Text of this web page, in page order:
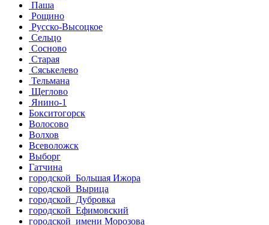
Паша
Рощино
Русско-Высоцкое
Сельцо
Сосново
Старая
Сяськелево
Тельмана
Щеглово
Янино-1
Бокситогорск
Волосово
Волхов
Всеволожск
Выборг
Гатчина
городской Большая Ижора
городской Вырица
городской Дубровка
городской Ефимовский
городской имени Морозова